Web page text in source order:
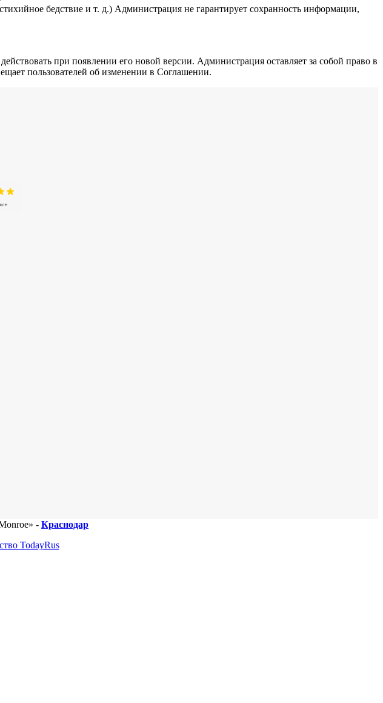
бедствие и т. д.) Администрация не гарантирует сохранность информации,
при появлении его новой версии. Администрация оставляет за собой право в
пользователей об изменении в Соглашении.
- Краснодар
TodayRus